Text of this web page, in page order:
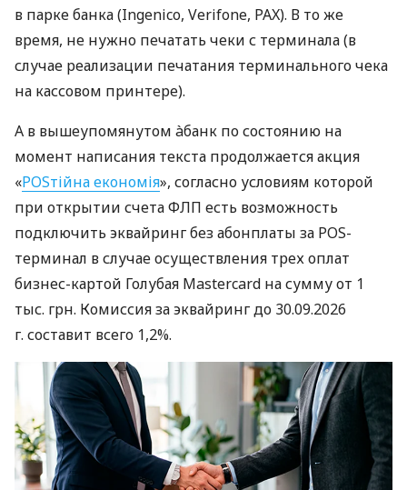
в парке банка (Ingenico, Verifone, PAX). В то же
время, не нужно печатать чеки с терминала (в
случае реализации печатания терминального чека
на кассовом принтере).
А в вышеупомянутом àбанк по состоянию на
момент написания текста продолжается акция
«POSтійна економія», согласно условиям которой
при открытии счета ФЛП есть возможность
подключить эквайринг без абонплаты за POS-
терминал в случае осуществления трех оплат
бизнес-картой Голубая Mastercard на сумму от 1
тыс. грн. Комиссия за эквайринг до 30.09.2026
г. составит всего 1,2%.